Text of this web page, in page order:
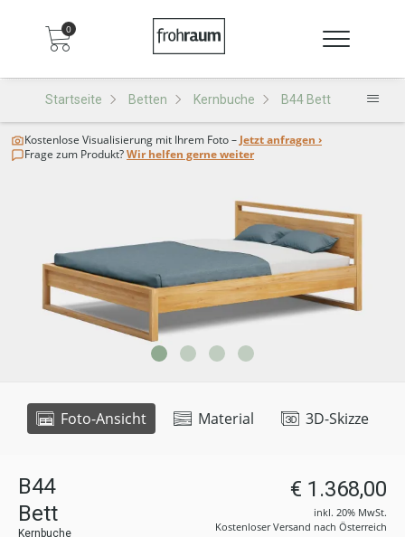
0
Startseite Betten Kernbuche B44 Bett
Foto-Ansicht Material 3D-Skizze
Kostenlose Visualisierung mit Ihrem Foto – Jetzt anfragen ›
Frage zum Produkt?Wir helfen gerne weiter
B44
Bett
Kernbuche
€ 1.368,00
inkl. 20% MwSt.
Kostenloser Versand nach Österreich